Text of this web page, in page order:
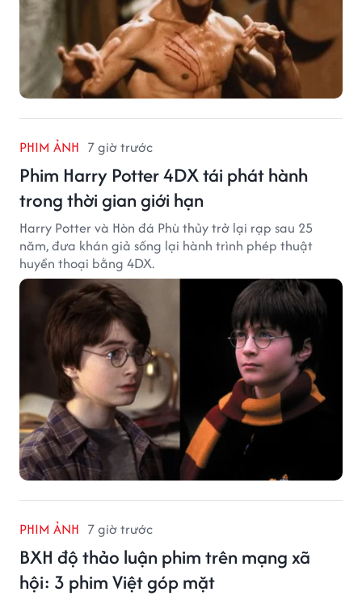
PHIM ẢNH 7 giờ trước
Phim Harry Potter 4DX tái phát hành
trong thời gian giới hạn
Harry Potter và Hòn đá Phù thủy trở lại rạp sau 25
năm, đưa khán giả sống lại hành trình phép thuật
huyền thoại bằng 4DX.
PHIM ẢNH 7 giờ trước
BXH độ thảo luận phim trên mạng xã
hội: 3 phim Việt góp mặt